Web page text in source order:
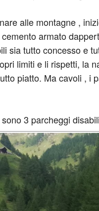
alle montagne ,
armato
sia tutto concesso e
limiti e li rispetti, la
piatto. Ma cavoli , i
3 parcheggi